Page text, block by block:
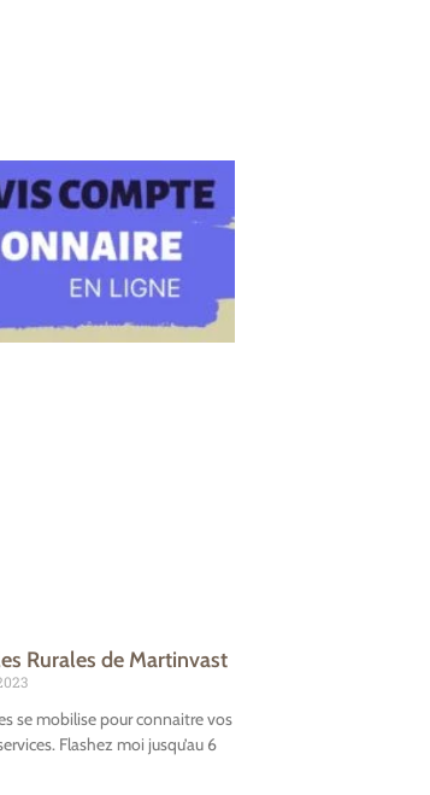
Rurales de Martinvast
se mobilise pour connaitre vos
Flashez moi jusqu’au 6